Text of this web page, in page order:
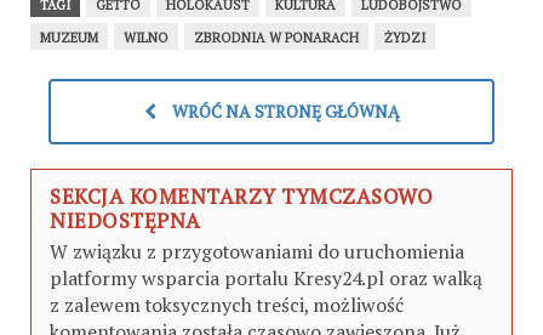
TAGI GETTO HOLOKAUST KULTURA
LUDOBÓJSTWO
MUZEUM
WILNO ZBRODNIA W PONARACH ŻYDZI
WRÓĆ NA STRONĘ GŁÓWNĄ
SEKCJA KOMENTARZY TYMCZASOWO
NIEDOSTĘPNA
W związku z przygotowaniami do uruchomienia
platformy wsparcia portalu Kresy24.pl oraz walką
z zalewem toksycznych treści, możliwość